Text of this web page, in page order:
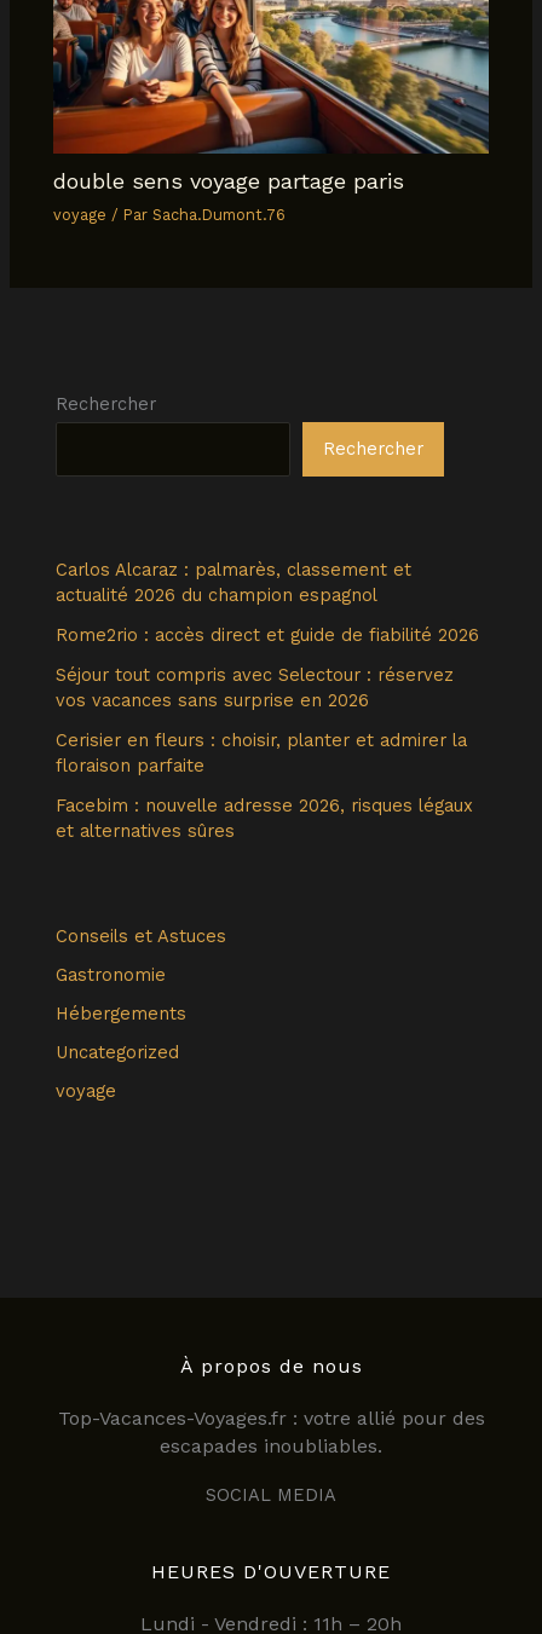
double sens voyage partage paris
voyage / ParSacha.Dumont.76
Rechercher
Rechercher
Carlos Alcaraz : palmarès, classement et
actualité 2026 du champion espagnol
Rome2rio : accès direct et guide de fiabilité 2026
Séjour tout compris avec Selectour : réservez
vos vacances sans surprise en 2026
Cerisier en fleurs : choisir, planter et admirer la
floraison parfaite
Facebim : nouvelle adresse 2026, risques légaux
et alternatives sûres
Conseils et Astuces
Gastronomie
Hébergements
Uncategorized
voyage
À propos de nous
Top-Vacances-Voyages.fr : votre allié pour des
escapades inoubliables.
SOCIAL MEDIA
HEURES D'OUVERTURE
Lundi - Vendredi : 11h – 20h